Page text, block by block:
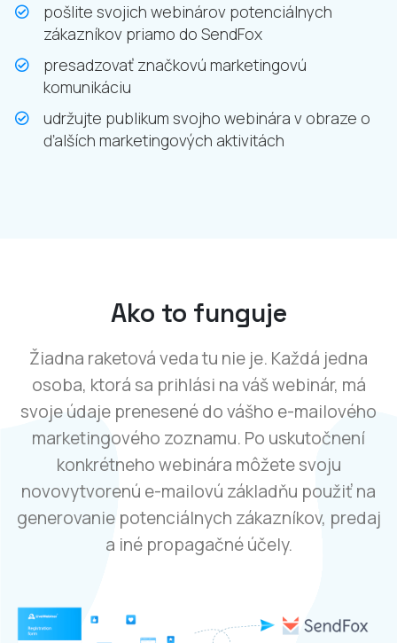
pošlite svojich webinárov potenciálnych
zákazníkov priamo do SendFox
presadzovať značkovú marketingovú
komunikáciu
udržujte publikum svojho webinára v obraze o
ďalších marketingových aktivitách
Ako to funguje
Žiadna raketová veda tu nie je. Každá jedna
osoba, ktorá sa prihlási na váš webinár, má
svoje údaje prenesené do vášho e-mailového
marketingového zoznamu. Po uskutočnení
konkrétneho webinára môžete svoju
novovytvorenú e-mailovú základňu použiť na
generovanie potenciálnych zákazníkov, predaj
a iné propagačné účely.